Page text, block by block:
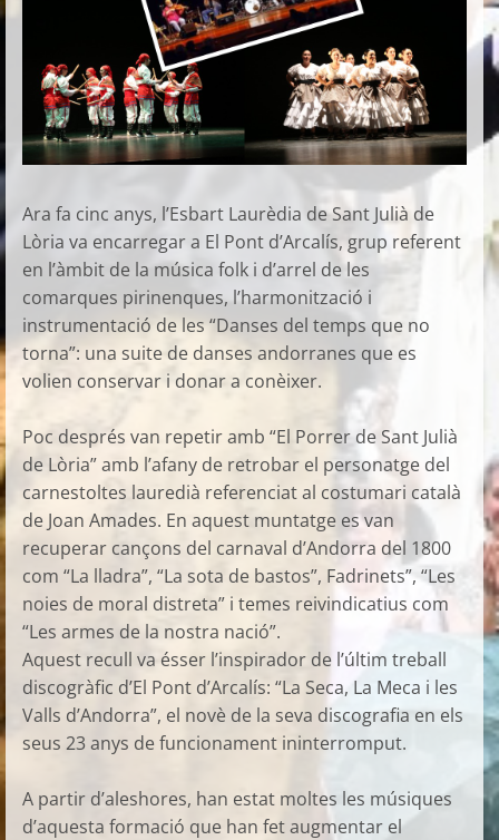
Ara fa cinc anys, l’Esbart Laurèdia de Sant Julià de
Lòria va encarregar a El Pont d’Arcalís, grup referent
en l’àmbit de la música folk i d’arrel de les
comarques pirinenques, l’harmonització i
instrumentació de les “Danses del temps que no
torna”: una suite de danses andorranes que es
volien conservar i donar a conèixer.
Poc després van repetir amb “El Porrer de Sant Julià
de Lòria” amb l’afany de retrobar el personatge del
carnestoltes lauredià referenciat al costumari català
de Joan Amades. En aquest muntatge es van
recuperar cançons del carnaval d’Andorra del 1800
com “La lladra”, “La sota de bastos”, Fadrinets”, “Les
noies de moral distreta” i temes reivindicatius com
“Les armes de la nostra nació”.
Aquest recull va ésser l’inspirador de l’últim treball
discogràfic d’El Pont d’Arcalís: “La Seca, La Meca i les
Valls d’Andorra”, el novè de la seva discografia en els
seus 23 anys de funcionament ininterromput.
A partir d’aleshores, han estat moltes les músiques
d’aquesta formació que han fet augmentar el